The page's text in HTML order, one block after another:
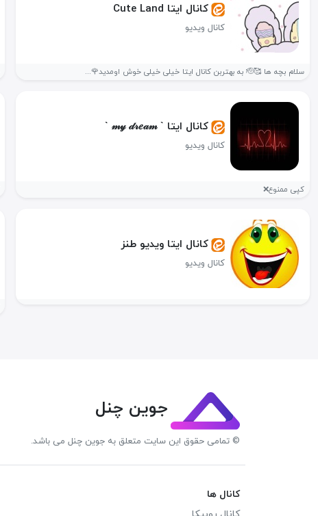
کانال ایتا Cute Land
کانال ویدیو
سلام بچه ها 🥰🫡 به بهتربن کانال ایتا خیلی خیلی خوش اومدید🌹...
کانال ایتا ` 𝓂𝓎 𝒹𝓇𝑒𝒶𝓂 `
کانال ویدیو
کپی ممنوع❌
کانال ایتا ویدیو طنز
کانال ویدیو
جوین چنل
© تمامی حقوق این سایت متعلق به جوین چنل می باشد.
کانال ها